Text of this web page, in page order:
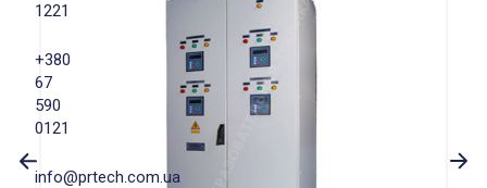
1221
+380
67
590
0121
info@prtech.com.ua